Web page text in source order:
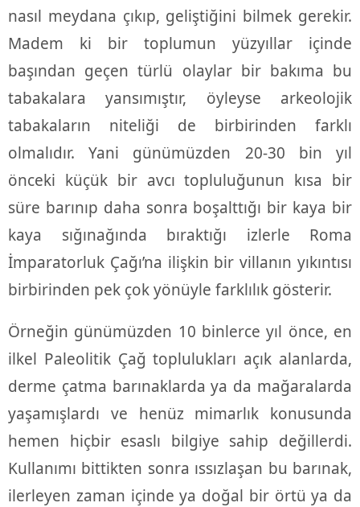
nasıl meydana çıkıp, geliştiğini bilmek gerekir.
Madem ki bir toplumun yüzyıllar içinde
başından geçen türlü olaylar bir bakıma bu
tabakalara yansımıştır, öyleyse arkeolojik
tabakaların niteliği de birbirinden farklı
olmalıdır. Yani günümüzden 20-30 bin yıl
önceki küçük bir avcı topluluğunun kısa bir
süre barınıp daha sonra boşalttığı bir kaya bir
kaya sığınağında bıraktığı izlerle Roma
İmparatorluk Çağı’na ilişkin bir villanın yıkıntısı
birbirinden pek çok yönüyle farklılık gösterir.
Örneğin günümüzden 10 binlerce yıl önce, en
ilkel Paleolitik Çağ toplulukları açık alanlarda,
derme çatma barınaklarda ya da mağaralarda
yaşamışlardı ve henüz mimarlık konusunda
hemen hiçbir esaslı bilgiye sahip değillerdi.
Kullanımı bittikten sonra ıssızlaşan bu barınak,
ilerleyen zaman içinde ya doğal bir örtü ya da